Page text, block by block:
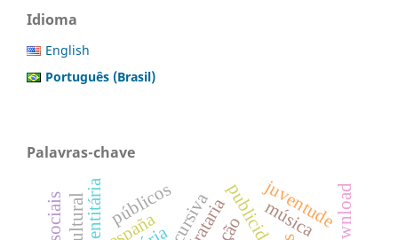
Idioma
English
Português (Brasil)
Palavras-chave
españa música
públicos juventudedownload
pirataria